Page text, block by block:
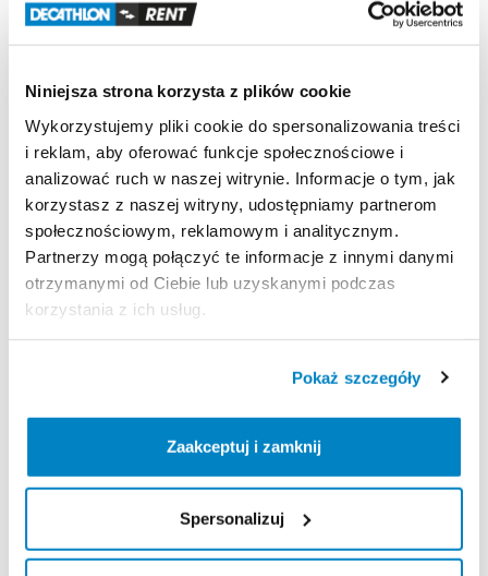
Niniejsza strona korzysta z plików cookie
Wykorzystujemy pliki cookie do spersonalizowania treści
i reklam, aby oferować funkcje społecznościowe i
analizować ruch w naszej witrynie. Informacje o tym, jak
korzystasz z naszej witryny, udostępniamy partnerom
społecznościowym, reklamowym i analitycznym.
Partnerzy mogą połączyć te informacje z innymi danymi
otrzymanymi od Ciebie lub uzyskanymi podczas
korzystania z ich usług.
Pokaż szczegóły
Zaakceptuj i zamknij
Spersonalizuj
Strona produktu w sklepie
Zasady wypożyczenia
REGULAMIN
Regulamin wypożyczalni
KAUCJA
-
Poniedziałek: 7:30 - 21:00
Środa: 7:30 - 21:00
Czwartek: 7:30 - 21:00
Piątek: 7:30 - 21:00